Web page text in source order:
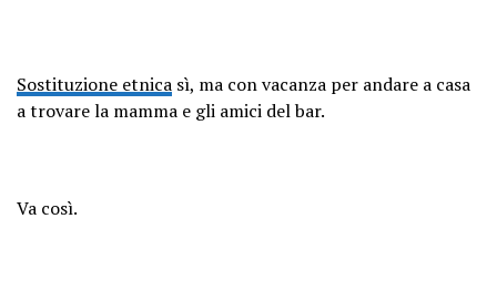
Sostituzione etnica sì, ma con vacanza per andare a casa
a trovare la mamma e gli amici del bar.
Va così.